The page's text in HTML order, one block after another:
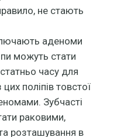
не стають
аденоми
можуть стати
часу для
поліпів товстої
Зубчасті
раковими,
розташування в